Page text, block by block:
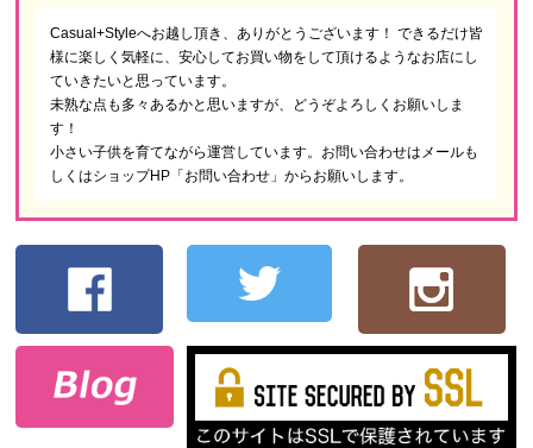
Casual+Styleへお越し頂き、ありがとうございます！ できるだけ皆
様に楽しく気軽に、安心してお買い物をして頂けるようなお店にし
ていきたいと思っています。
未熟な点も多々あるかと思いますが、どうぞよろしくお願いしま
す！
小さい子供を育てながら運営しています。お問い合わせはメールも
しくはショップHP「お問い合わせ」からお願いします。